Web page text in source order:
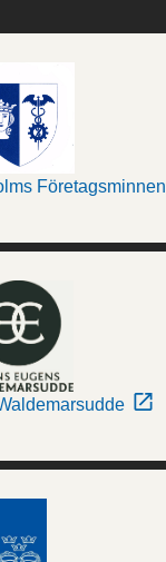
Företagsminnen